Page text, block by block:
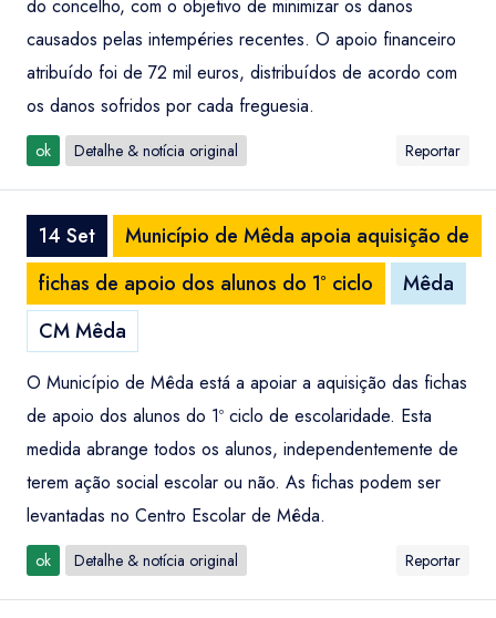
do concelho, com o objetivo de minimizar os danos
causados pelas intempéries recentes. O apoio financeiro
atribuído foi de 72 mil euros, distribuídos de acordo com
os danos sofridos por cada freguesia.
ok Detalhe & notícia original Reportar
14 Set
Município de Mêda apoia aquisição de
fichas de apoio dos alunos do 1º ciclo
Mêda
CM Mêda
O Município de Mêda está a apoiar a aquisição das fichas
de apoio dos alunos do 1º ciclo de escolaridade. Esta
medida abrange todos os alunos, independentemente de
terem ação social escolar ou não. As fichas podem ser
levantadas no Centro Escolar de Mêda.
ok Detalhe & notícia original Reportar